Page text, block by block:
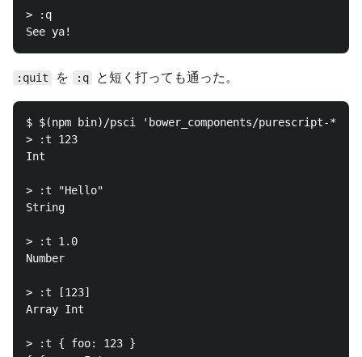
> :q
:quit を :q と短く打っても通った。
$ $(npm bin)/psci 'bower_components/purescript-*/
> :t 123
Int
> :t "Hello"
String
> :t 1.0
Number
> :t [123]
Array Int
> :t { foo: 123 }